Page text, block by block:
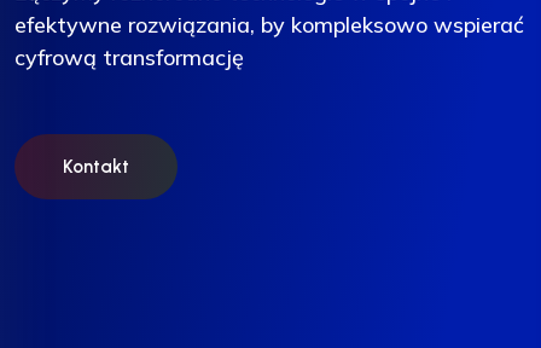
efektywne rozwiązania, by kompleksowo wspierać
cyfrową transformację
Kontakt
efektywne rozwiązania, by kompleksowo wspierać
cyfrową transformację
Kontakt
efektywne rozwiązania, by kompleksowo wspierać
cyfrową transformację
Kontakt